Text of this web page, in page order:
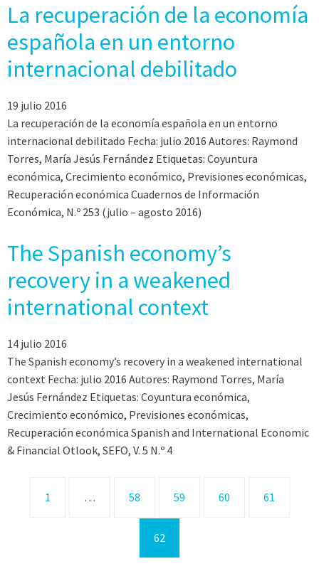
La recuperación de la economía
española en un entorno
internacional debilitado
19 julio 2016
La recuperación de la economía española en un entorno
internacional debilitado Fecha: julio 2016 Autores: Raymond
Torres, María Jesús Fernández Etiquetas: Coyuntura
económica, Crecimiento económico, Previsiones económicas,
Recuperación económica Cuadernos de Información
Económica, N.º 253 (julio – agosto 2016)
The Spanish economy’s
recovery in a weakened
international context
14 julio 2016
The Spanish economy’s recovery in a weakened international
context Fecha: julio 2016 Autores: Raymond Torres, María
Jesús Fernández Etiquetas: Coyuntura económica,
Crecimiento económico, Previsiones económicas,
Recuperación económica Spanish and International Economic
& Financial Otlook, SEFO, V. 5 N.º 4
1 … 58 59 60 61
62